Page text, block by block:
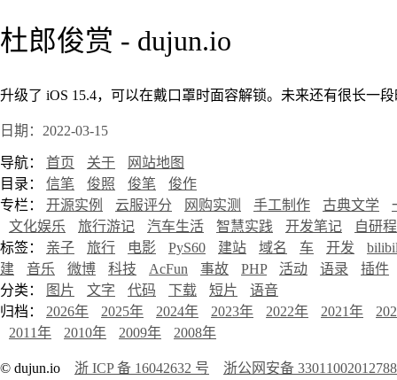
杜郎俊赏 - dujun.io
升级了 iOS 15.4，可以在戴口罩时面容解锁。未来还有很长一
日期：2022-03-15
导航： 首页 关于
网站地图
目录： 信笔 俊照 俊笔
俊作
专栏： 开源实例 云服评分 网购实测 手工制作 古典文学
文化娱乐
旅行游记 汽车生活 智慧实践 开发笔记
自研
标签： 亲子 旅行 电影 PyS60 建站 域名 车 开发
建
音乐 微博 科技 AcFun 事故 PHP 活动 语录
插件
分类：
图片 文字 代码 下载 短片
语音
归档： 2026年 2025年 2024年 2023年 2022年 2021年
2011年
2010年 2009年 2008年
© dujun.io 浙 ICP 备 16042632 号 浙公网安备